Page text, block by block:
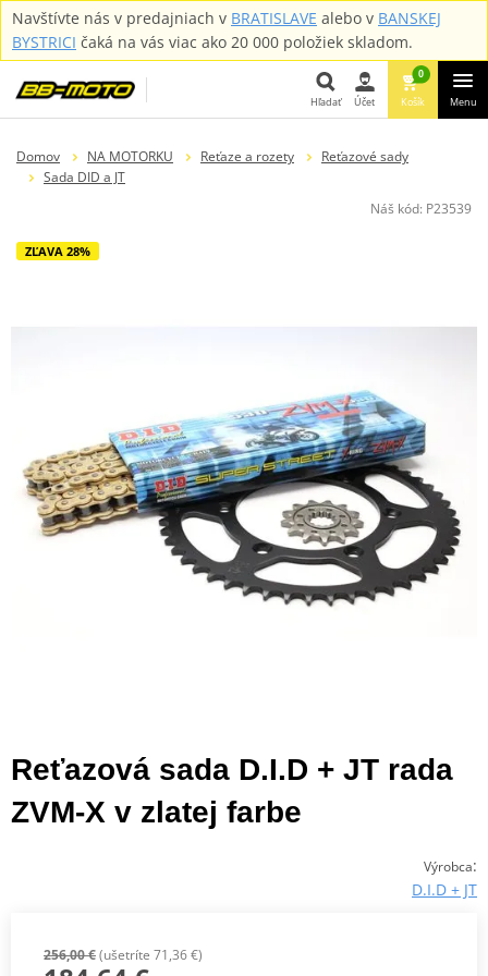
Navštívte nás v predajniach v BRATISLAVE alebo v BANSKEJ
BYSTRICI čaká na vás viac ako 20 000 položiek skladom.
Hľadať
Hľadať Účet
0
Košík Menu
Domov NA MOTORKU Reťaze a rozety
Reťazové sady
Sada DID a JT
Náš kód: P23539
ZĽAVA 28%
Reťazová sada D.I.D + JT rada
ZVM-X v zlatej farbe
Výrobca:
D.I.D + JT
256,00 €(ušetríte 71,36 €)